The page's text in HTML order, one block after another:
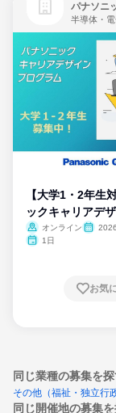
パナソニ
半導体・
【大学1・2年生
ックキャリアデ
ム
オンライン
1日
お気
同じ業種の募集を
その他（福祉・独立行
同じ開催地の募集